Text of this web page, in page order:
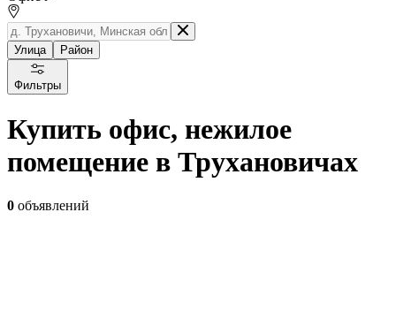
Улица Район
Фильтры
Купить офис, нежилое
помещение в Трухановичах
0 объявлений